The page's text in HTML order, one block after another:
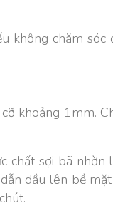
chăm sóc
khoảng 1mm.
chất sợi bã
dầu lên bề